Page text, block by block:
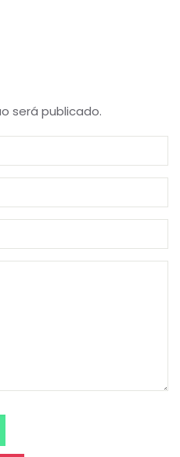
será publicado.